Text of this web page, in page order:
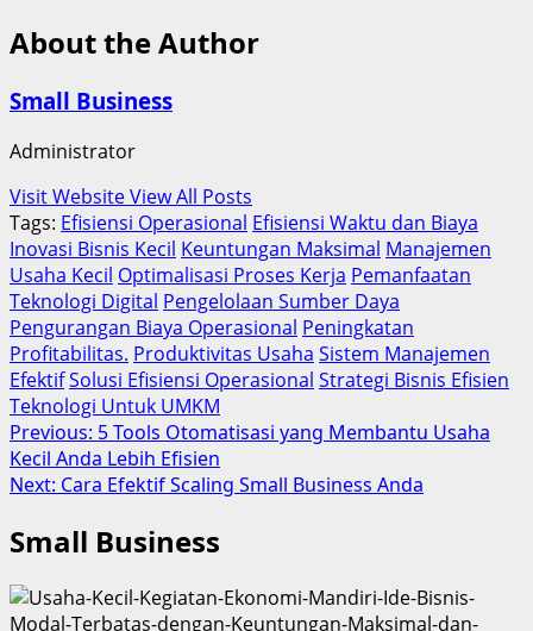
About the Author
Small Business
Administrator
Visit WebsiteView All Posts
Tags: Efisiensi Operasional Efisiensi Waktu dan Biaya
Inovasi Bisnis Kecil Keuntungan Maksimal Manajemen
Usaha Kecil Optimalisasi Proses Kerja Pemanfaatan
Teknologi Digital Pengelolaan Sumber Daya
Pengurangan Biaya Operasional Peningkatan
Profitabilitas. Produktivitas Usaha Sistem Manajemen
EfektifSolusi Efisiensi Operasional Strategi Bisnis Efisien
Teknologi Untuk UMKM
Post
navigation
Previous: 5 Tools Otomatisasi yang Membantu Usaha
Kecil Anda Lebih Efisien
Next: Cara Efektif Scaling Small Business Anda
Small Business